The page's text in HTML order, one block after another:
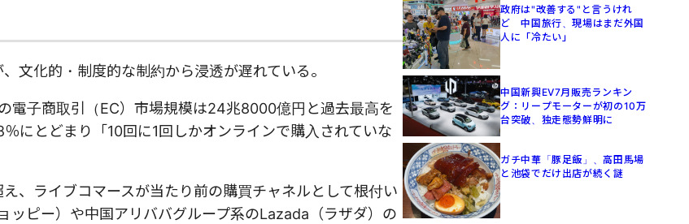
文化的・制度的な制約から浸透が遅れている。
電子商取引（EC）市場規模は24兆8000億円と過去最高を
にとどまり「10回に1回しかオンラインで購入されていな
、ライブコマースが当たり前の購買チャネルとして根付い
ピー）や中国アリババグループ系のLazada（ラザダ）の
政府は"改善する"と言うけれ
ど 中国旅行、現場はまだ外国
人に「冷たい」
中国新興EV7月販売ランキン
グ：リープモーターが初の10万
台突破、独走態勢鮮明に
ガチ中華「豚足飯」、高田馬場
と池袋でだけ出店が続く謎